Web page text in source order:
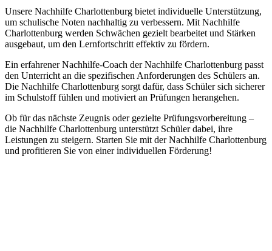
Unsere Nachhilfe Charlottenburg bietet individuelle Unterstützung,
um schulische Noten nachhaltig zu verbessern. Mit Nachhilfe
Charlottenburg werden Schwächen gezielt bearbeitet und Stärken
ausgebaut, um den Lernfortschritt effektiv zu fördern.
Ein erfahrener Nachhilfe-Coach der Nachhilfe Charlottenburg passt
den Unterricht an die spezifischen Anforderungen des Schülers an.
Die Nachhilfe Charlottenburg sorgt dafür, dass Schüler sich sicherer
im Schulstoff fühlen und motiviert an Prüfungen herangehen.
Ob für das nächste Zeugnis oder gezielte Prüfungsvorbereitung –
die Nachhilfe Charlottenburg unterstützt Schüler dabei, ihre
Leistungen zu steigern. Starten Sie mit der Nachhilfe Charlottenburg
und profitieren Sie von einer individuellen Förderung!